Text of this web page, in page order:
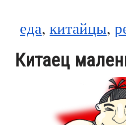
еда, китайцы,
Китаец